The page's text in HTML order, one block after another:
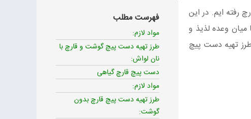
رفته ایم. در این
وعده لذیذ و
تهیه دست پیچ
فهرست مطلب
مواد لازم:
طرز تهیه دست پیچ گوشت و قارچ با
نان لواش:
دست پیچ قارچ گیاهی
مواد لازم:
طرز تهیه دست پیچ قارچ بدون
گوشت: